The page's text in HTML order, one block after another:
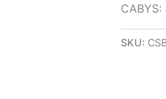
SKU: